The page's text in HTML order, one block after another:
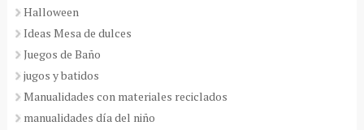
Halloween
Ideas Mesa de dulces
Juegos de Baño
jugos y batidos
Manualidades con materiales reciclados
manualidades día del niño